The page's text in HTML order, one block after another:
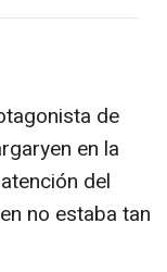
de
en la
del
no estaba tan